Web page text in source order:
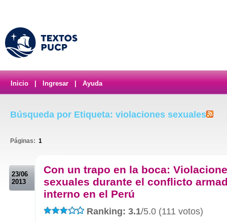
Inicio Ingresar Ayuda
Búsqueda por Etiqueta: violaciones sexuales
Páginas: 1
23/06
2013
Con un trapo en la boca:
sexuales durante el conflicto
interno en el Perú
Ranking: 3.1/5.0 (111 votos)